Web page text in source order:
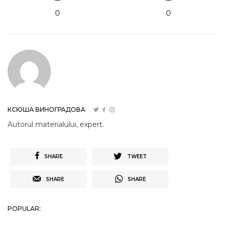
0 0
КСЮША ВИНОГРАДОВА
Autorul materialului, expert.
SHARE TWEET
SHARE SHARE
POPULAR: